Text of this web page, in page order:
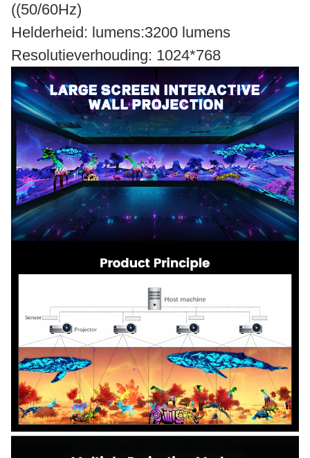
((50/60Hz)
Helderheid: lumens:3200 lumens
Resolutieverhouding: 1024*768